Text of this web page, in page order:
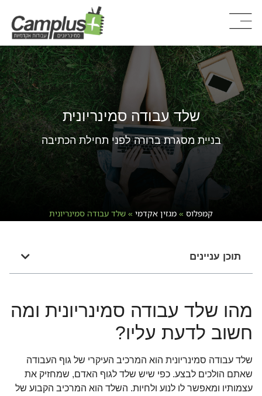
שלד עבודה סמינריונית
בניית מסגרת ברורה לפני תחילת הכתיבה
קמפלוס » מגזין אקדמי » שלד עבודה סמינריונית
תוכן עניינים
מהו שלד עבודה סמינריונית ומה
חשוב לדעת עליו?
שלד עבודה סמינריונית הוא המרכיב העיקרי של גוף העבודה
שאתם הולכים לבצע. כפי שיש שלד לגוף האדם, שמחזיק את
עצמותיו ומאפשר לו לנוע ולחיות. השלד הוא המרכיב הקבוע של